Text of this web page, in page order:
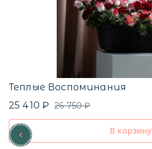
Теплые Воспоминания
25 410 ₽ 26 750 ₽
В корзину